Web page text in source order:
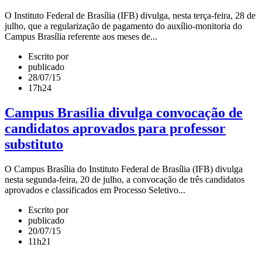
O Instituto Federal de Brasília (IFB) divulga, nesta terça-­feira, 28 de
julho, que a regularização de pagamento do auxílio­-monitoria do
Campus Brasília referente aos meses de...
Escrito por
publicado
28/07/15
17h24
Campus Brasília divulga convocação de
candidatos aprovados para professor
substituto
O Campus Brasília do Instituto Federal de Brasília (IFB) divulga
nesta segunda-feira, 20 de julho, a convocação de três candidatos
aprovados e classificados em Processo Seletivo...
Escrito por
publicado
20/07/15
11h21